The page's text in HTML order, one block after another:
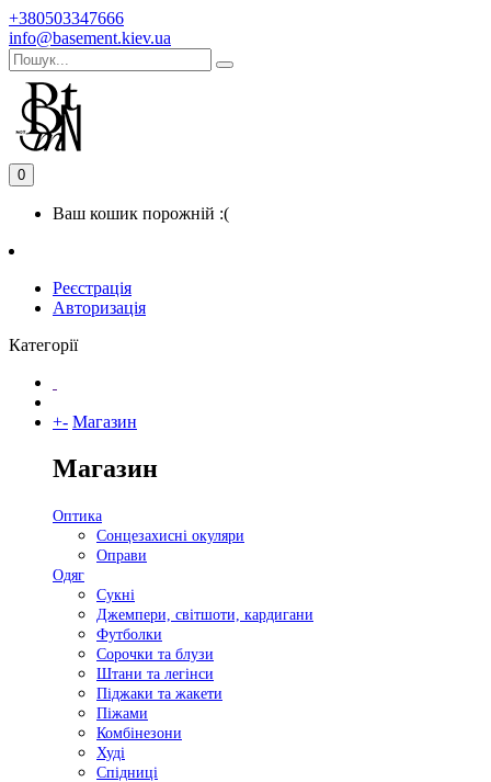
+380503347666
info@basement.kiev.ua
0
Ваш кошик порожній :(
Реєстрація
Авторизація
Категорії
+- Магазин
Магазин
Оптика
Сонцезахисні окуляри
Оправи
Одяг
Сукні
Джемпери, світшоти, кардигани
Футболки
Сорочки та блузи
Штани та легінси
Піджаки та жакети
Піжами
Комбінезони
Худі
Спідниці